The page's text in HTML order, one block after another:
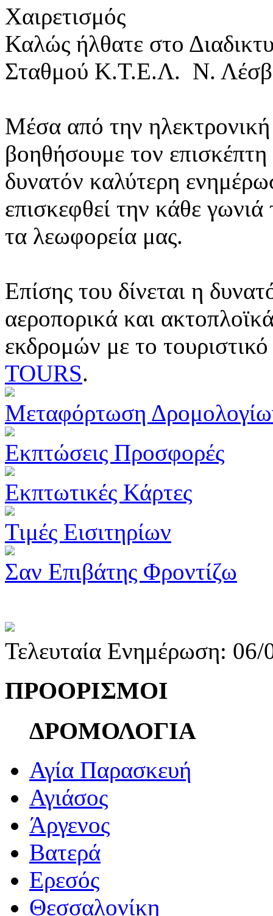
Χαιρετισμός
Καλώς ήλθατε στο
Σταθμού Κ.Τ.Ε.Λ. Ν.
Μέσα από την ηλεκτρονική
βοηθήσουμε τον
δυνατόν καλύτερη
επισκεφθεί την κάθε
τα λεωφορεία μας.
Επίσης του δίνεται η
αεροπορικά και
εκδρομών με το
TOURS.
Μεταφόρτωση
Εκπτώσεις Προσφορές
Εκπτωτικές Κάρτες
Τιμές Εισιτηρίων
Σαν Επιβάτης Φροντίζω
Τελευταία Ενημέρωση:
ΠΡΟΟΡΙΣΜΟΙ
ΔΡΟΜΟΛΟΓΙΑ
Αγία Παρασκευή
Αγιάσος
Άργενος
Βατερά
Ερεσός
Θεσσαλονίκη